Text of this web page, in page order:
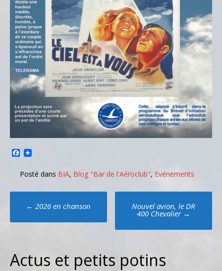
Facebook
Posté dans BIA, Blog "Bar de l'Aéroclub", Evénements
Poste
navigation
← 2026 en chanson Nouvel avion, le DR
400 Chevalier →
Actus et petits potins